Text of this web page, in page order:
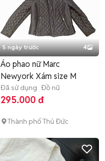
5 ngày trước 4
Áo phao nữ Marc
Newyork Xám size M
Đã sử dụng Đồ nữ
295.000 đ
Thành phố Thủ Đức